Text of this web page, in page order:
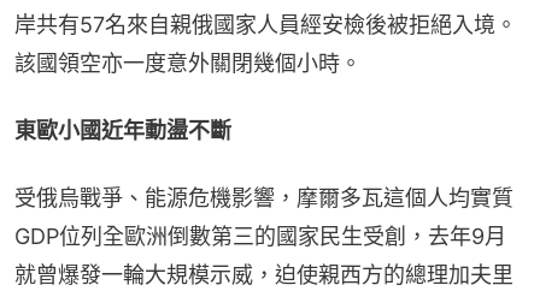
岸共有57名來自親俄國家人員經安檢後被拒絕入境。
該國領空亦一度意外關閉幾個小時。
東歐小國近年動盪不斷
受俄烏戰爭、能源危機影響，摩爾多瓦這個人均實質
GDP位列全歐洲倒數第三的國家民生受創，去年9月
就曾爆發一輪大規模示威，迫使親西方的總理加夫里